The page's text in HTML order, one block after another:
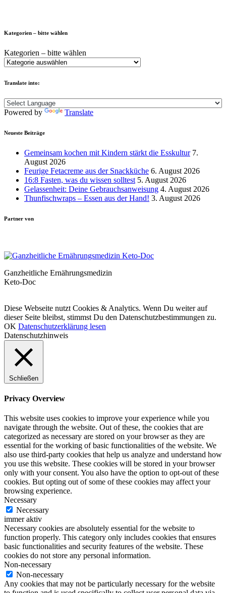
Kategorien – bitte wählen
Kategorien – bitte wählen
Translate into:
Powered by Translate
Neueste Beiträge
Gemeinsam kochen mit Kindern stärkt die Esskultur 7.
August 2026
Feurige Fetacreme aus der Snackküche 6. August 2026
16:8 Fasten, was du wissen solltest 5. August 2026
Gelassenheit: Deine Gebrauchsanweisung 4. August 2026
Thunfischwraps – Essen aus der Hand! 3. August 2026
Partner von
Ganzheitliche Ernährungsmedizin
Keto-Doc
Diese Webseite nutzt Cookies & Analytics. Wenn Du weiter auf
dieser Seite bleibst, stimmst Du den Datenschutzbestimmungen zu.
OK Datenschutzerklärung lesen
Datenschutzhinweis
Schließen
Privacy Overview
This website uses cookies to improve your experience while you
navigate through the website. Out of these, the cookies that are
categorized as necessary are stored on your browser as they are
essential for the working of basic functionalities of the website. We
also use third-party cookies that help us analyze and understand how
you use this website. These cookies will be stored in your browser
only with your consent. You also have the option to opt-out of these
cookies. But opting out of some of these cookies may affect your
browsing experience.
Necessary
Necessary
immer aktiv
Necessary cookies are absolutely essential for the website to
function properly. This category only includes cookies that ensures
basic functionalities and security features of the website. These
cookies do not store any personal information.
Non-necessary
Non-necessary
Any cookies that may not be particularly necessary for the website